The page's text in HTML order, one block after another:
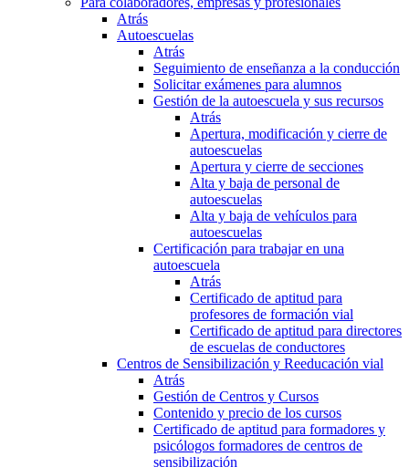
Atrás
Autoescuelas
Atrás
Seguimiento de enseñanza a la conducción
Solicitar exámenes para alumnos
Gestión de la autoescuela y sus recursos
Atrás
Apertura, modificación y cierre de
autoescuelas
Apertura y cierre de secciones
Alta y baja de personal de
autoescuelas
Alta y baja de vehículos para
autoescuelas
Certificación para trabajar en una
autoescuela
Atrás
Certificado de aptitud para
profesores de formación vial
Certificado de aptitud para directores
de escuelas de conductores
Centros de Sensibilización y Reeducación vial
Atrás
Gestión de Centros y Cursos
Contenido y precio de los cursos
Certificado de aptitud para formadores y
psicólogos formadores de centros de
sensibilización